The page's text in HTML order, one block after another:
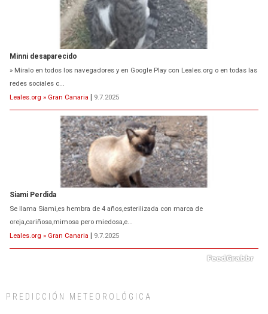
Minni desaparecido
» Míralo en todos los navegadores y en Google Play con Leales.org o en todas las
redes sociales c...
Leales.org » Gran Canaria | 9.7.2025
Siami Perdida
Se llama Siami,es hembra de 4 años,esterilizada con marca de
oreja,cariñosa,mimosa pero miedosa,e...
Leales.org » Gran Canaria | 9.7.2025
PREDICCIÓN METEOROLÓGICA